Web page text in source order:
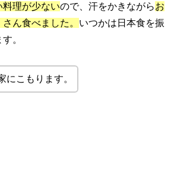
料理が少ないので、汗をかきながらお
ん食べました。 いつかは日本食を振
。
にこもります。